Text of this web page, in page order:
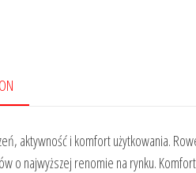
aktywność i komfort użytkowania.
o najwyższej renomie na rynku.